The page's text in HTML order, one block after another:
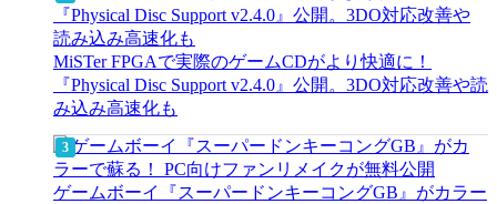
MiSTer FPGAで実際のゲームCDがより快適に！
『Physical Disc Support v2.4.0』公開。3DO対応改善や読
み込み高速化も
ゲームボーイ『スーパードンキーコングGB』がカラー